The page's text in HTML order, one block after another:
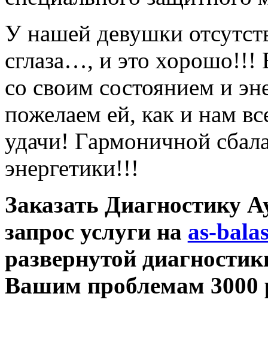
У нашей девушки
сглаза…, и это хорошо!!!
со своим состоянием и
пожелаем ей, как и нам
удачи! Гармоничной
энергетики!!!
Заказать Диагностику
запрос услуги на as-
развернутой
Вашим проблемам 3000